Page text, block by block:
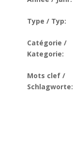
Type / Typ:
Catégorie /
Kategorie:
Mots clef /
Schlagworte: